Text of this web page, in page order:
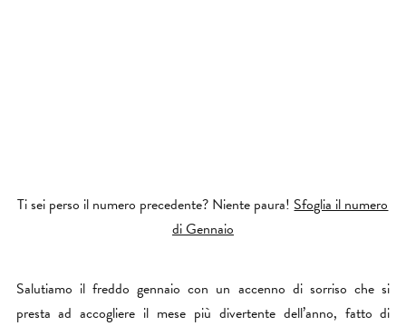
Ti sei perso il numero precedente? Niente paura!Sfoglia il numero
di Gennaio
Salutiamo il freddo gennaio con un accenno di sorriso che si
presta ad accogliere il mese più divertente dell’anno, fatto di